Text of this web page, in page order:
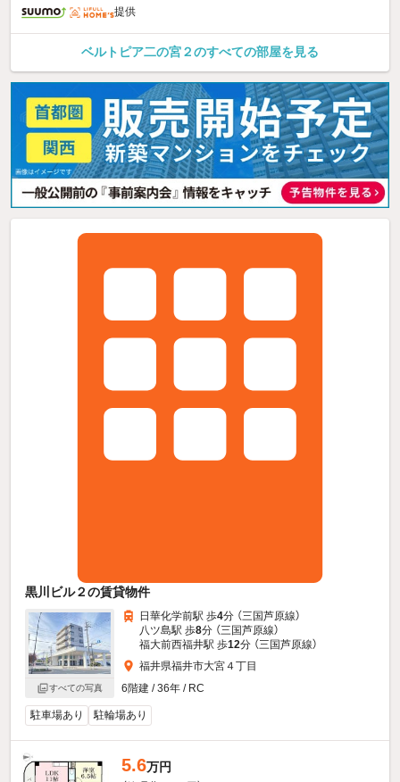
提供
ベルトピア二の宮２のすべての部屋を見る
黒川ビル２の賃貸物件
すべての写真
日華化学前駅 歩4分 （三国芦原線）
八ツ島駅 歩8分 （三国芦原線）
福大前西福井駅 歩12分 （三国芦原線）
福井県福井市大宮４丁目
6階建 / 36年 / RC
駐車場あり 駐輪場あり
5.6万円